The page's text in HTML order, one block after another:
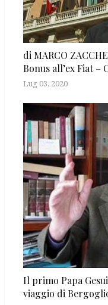
di MARCO
Bonus all’ex Fiat –
Lug 03, 2020
Il primo Papa
viaggio di